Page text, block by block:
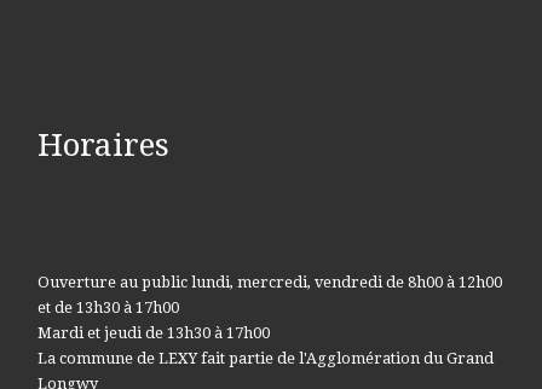
Horaires
Ouverture au public lundi, mercredi, vendredi de 8h00 à 12h00
et de 13h30 à 17h00
Mardi et jeudi de 13h30 à 17h00
La commune de LEXY fait partie de l'Agglomération du Grand
Longwy